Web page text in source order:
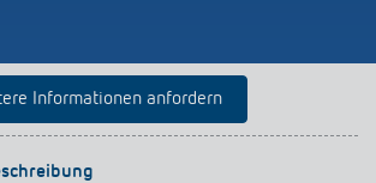
Informationen anfordern